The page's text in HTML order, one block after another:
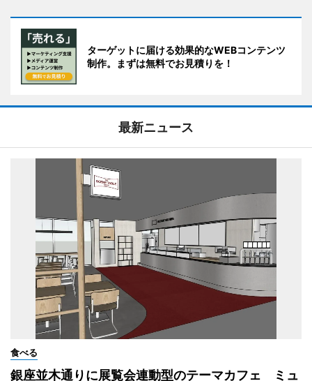
ターゲットに届ける効果的なWEBコンテンツ
制作。まずは無料でお見積りを！
最新ニュース
食べる
銀座並木通りに展覧会連動型のテーマカフェ ミュ